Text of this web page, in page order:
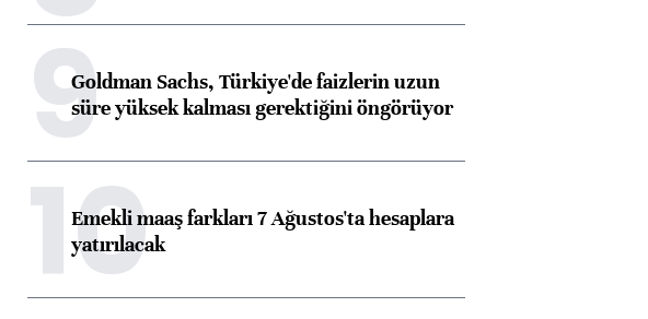
9Goldman Sachs, Türkiye'de faizlerin uzun
süre yüksek kalması gerektiğini öngörüyor
10
Emekli maaş farkları 7 Ağustos'ta hesaplara
yatırılacak